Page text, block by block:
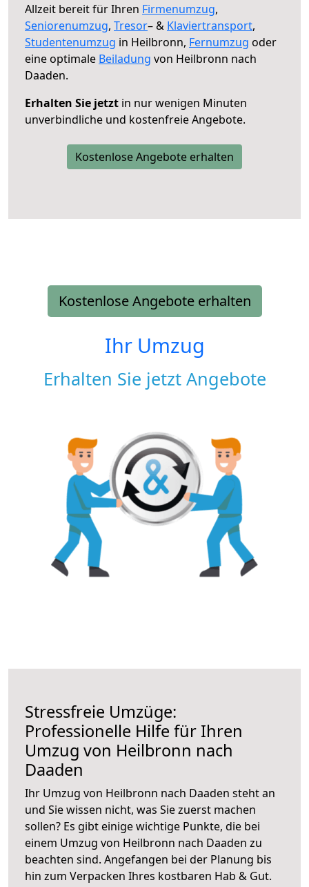
Allzeit bereit für Ihren Firmenumzug,
Seniorenumzug, Tresor– & Klaviertransport,
Studentenumzug in Heilbronn, Fernumzug oder
eine optimale Beiladung von Heilbronn nach
Daaden.
Erhalten Sie jetzt in nur wenigen Minuten
unverbindliche und kostenfreie Angebote.
Kostenlose Angebote erhalten
Kostenlose Angebote erhalten
Ihr Umzug
Erhalten Sie jetzt Angebote
Stressfreie Umzüge:
Professionelle Hilfe für Ihren
Umzug von Heilbronn nach
Daaden
Ihr Umzug von Heilbronn nach Daaden steht an
und Sie wissen nicht, was Sie zuerst machen
sollen? Es gibt einige wichtige Punkte, die bei
einem Umzug von Heilbronn nach Daaden zu
beachten sind. Angefangen bei der Planung bis
hin zum Verpacken Ihres kostbaren Hab & Gut.